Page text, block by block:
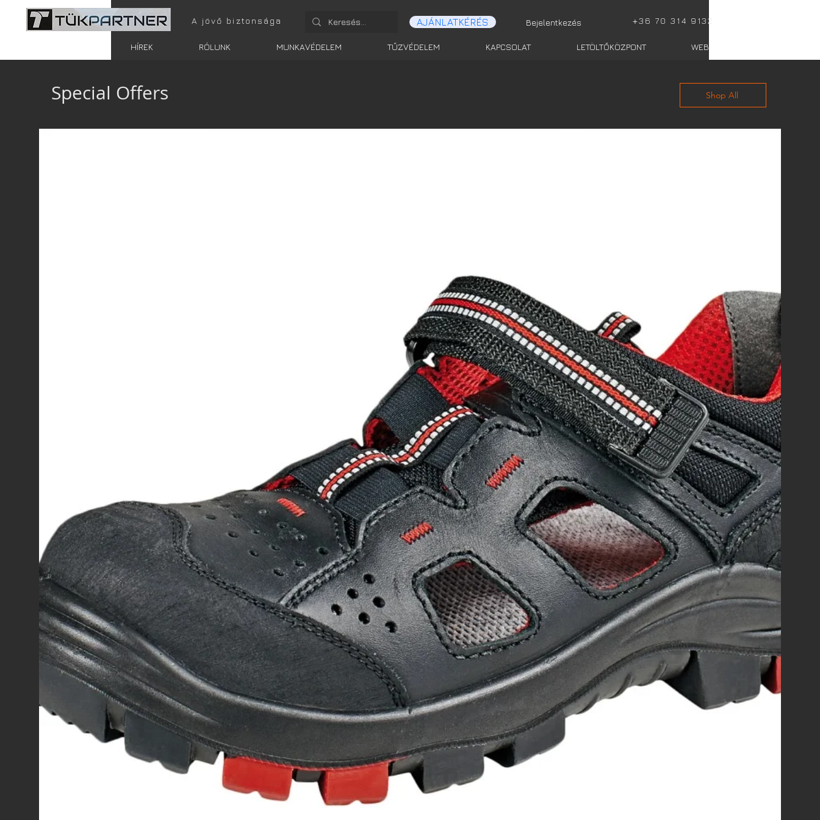
A jövő biztonsága AJÁNLATKÉRÉS Bejelentkezés +36 70 314 9132
HÍREK RÓLUNK MUNKAVÉDELEM TŰZVÉDELEM KAPCSOLAT LETÖLTŐKÖZPONT WEBSHOP totalis
Special Offers Shop All